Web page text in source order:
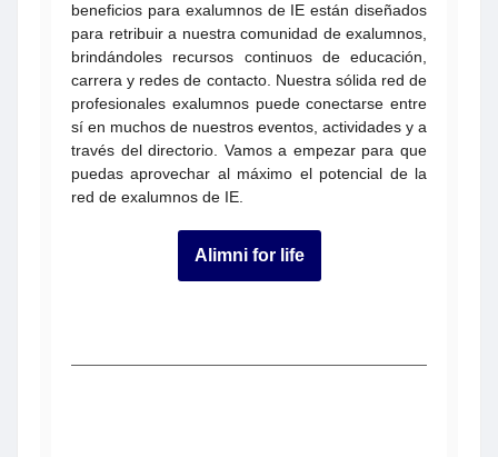
beneficios para exalumnos de IE están diseñados
para retribuir a nuestra comunidad de exalumnos,
brindándoles recursos continuos de educación,
carrera y redes de contacto. Nuestra sólida red de
profesionales exalumnos puede conectarse entre
sí en muchos de nuestros eventos, actividades y a
través del directorio. Vamos a empezar para que
puedas aprovechar al máximo el potencial de la
red de exalumnos de IE.
Alimni for life